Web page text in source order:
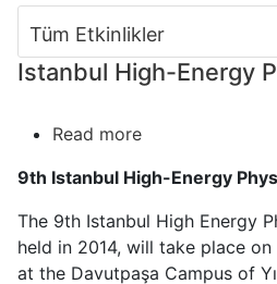
Tüm Etkinlikler
Istanbul High-Energy
Read more
High-
Energy
Physics
Workshop
9th Istanbul High-Energy
The 9th Istanbul High Energy
held in 2014, will take place
at the Davutpaşa Campus of